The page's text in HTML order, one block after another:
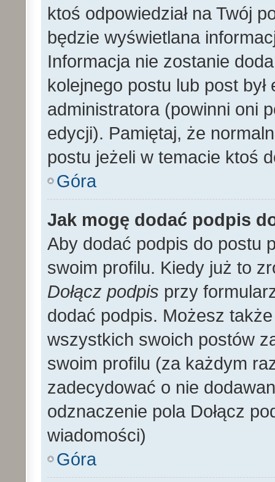
ktoś odpowiedział na Twój
będzie wyświetlana
Informacja nie zostanie
kolejnego postu lub post
administratora (powinni oni
edycji). Pamiętaj, że
postu jeżeli w temacie ktoś
Góra
Jak mogę dodać podpis
Aby dodać podpis do postu
swoim profilu. Kiedy już to
Dołącz podpis przy
dodać podpis. Możesz
wszystkich swoich postów
swoim profilu (za każdym
zadecydować o nie
odznaczenie pola Dołącz
wiadomości)
Góra